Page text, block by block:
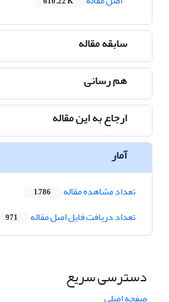
سابقه مقاله
هم رسانی
ارجاع به این مقاله
آمار
تعداد مشاهده مقاله 1,786
تعداد دریافت فایل اصل مقاله 971
دسترسی سریع